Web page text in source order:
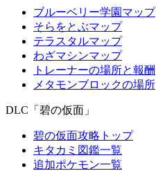
ブルーベリー学園マップ
そらをとぶマップ
テラスタルマップ
わざマシンマップ
トレーナーの場所と報酬
メタモンブロックの場所
DLC「碧の仮面」
碧の仮面攻略トップ
キタカミ図鑑一覧
追加ポケモン一覧